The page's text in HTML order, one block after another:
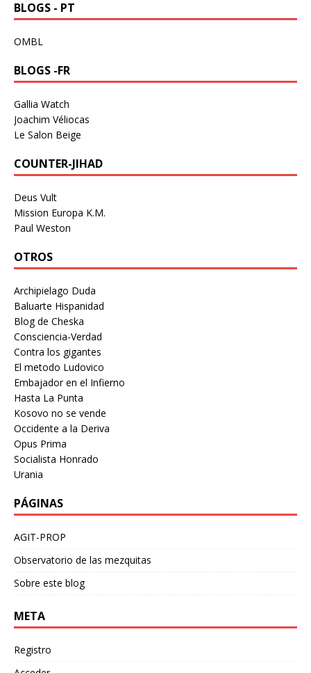
BLOGS - PT
OMBL
BLOGS -FR
Gallia Watch
Joachim Véliocas
Le Salon Beige
COUNTER-JIHAD
Deus Vult
Mission Europa K.M.
Paul Weston
OTROS
Archipielago Duda
Baluarte Hispanidad
Blog de Cheska
Consciencia-Verdad
Contra los gigantes
El metodo Ludovico
Embajador en el Infierno
Hasta La Punta
Kosovo no se vende
Occidente a la Deriva
Opus Prima
Socialista Honrado
Urania
PÁGINAS
AGIT-PROP
Observatorio de las mezquitas
Sobre este blog
META
Registro